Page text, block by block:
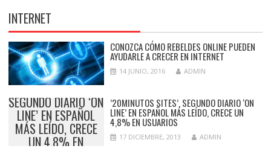
INTERNET
CONOZCA CÓMO REBELDES ONLINE PUEDEN
AYUDARLE A CRECER EN INTERNET
14 JUNIO, 2016 ADMIN
’20MINUTOS SITES’,
SEGUNDO DIARIO ‘ON
LINE’ EN ESPAÑOL
MÁS LEÍDO, CRECE
UN 4,8% EN
’20MINUTOS SITES’, SEGUNDO DIARIO ‘ON
LINE’ EN ESPAÑOL MÁS LEÍDO, CRECE UN
4,8% EN USUARIOS
17 DICIEMBRE, 2013 ADMIN